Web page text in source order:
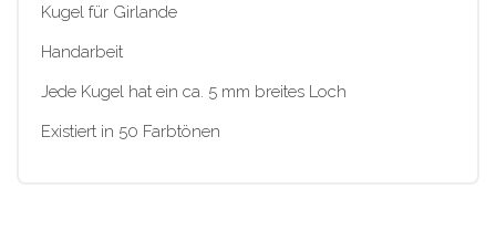
Kugel für Girlande
Handarbeit
Jede Kugel hat ein ca. 5 mm breites Loch
Existiert in 50 Farbtönen